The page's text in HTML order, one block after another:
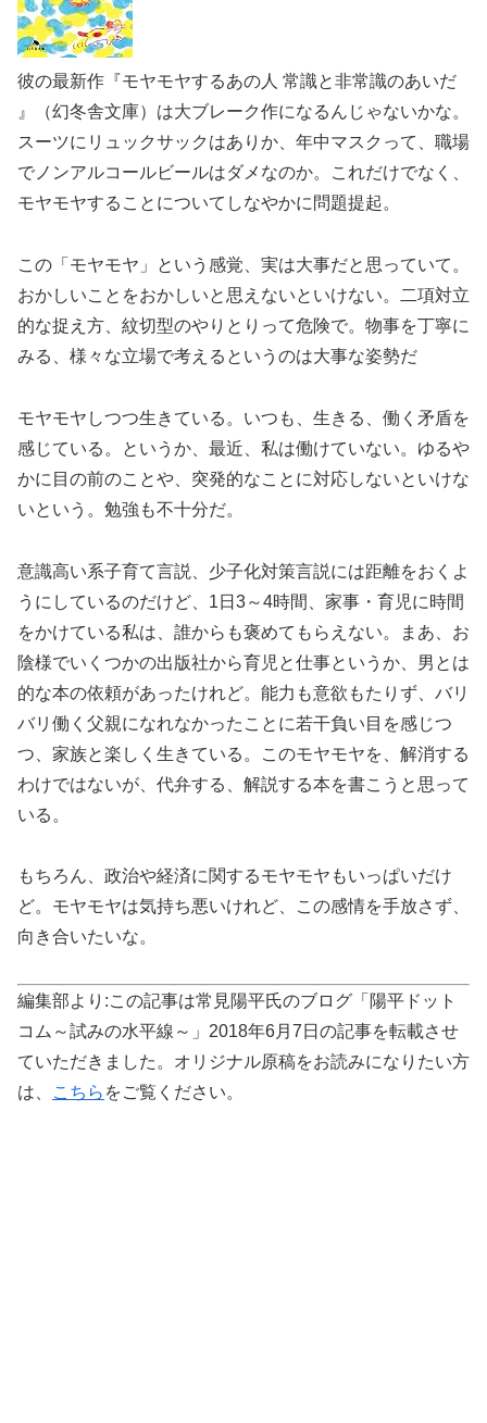
彼の最新作『モヤモヤするあの人 常識と非常識のあいだ
』（幻冬舎文庫）は大ブレーク作になるんじゃないかな。
スーツにリュックサックはありか、年中マスクって、職場
でノンアルコールビールはダメなのか。これだけでなく、
モヤモヤすることについてしなやかに問題提起。
この「モヤモヤ」という感覚、実は大事だと思っていて。
おかしいことをおかしいと思えないといけない。二項対立
的な捉え方、紋切型のやりとりって危険で。物事を丁寧に
みる、様々な立場で考えるというのは大事な姿勢だ
モヤモヤしつつ生きている。いつも、生きる、働く矛盾を
感じている。というか、最近、私は働けていない。ゆるや
かに目の前のことや、突発的なことに対応しないといけな
いという。勉強も不十分だ。
意識高い系子育て言説、少子化対策言説には距離をおくよ
うにしているのだけど、1日3～4時間、家事・育児に時間
をかけている私は、誰からも褒めてもらえない。まあ、お
陰様でいくつかの出版社から育児と仕事というか、男とは
的な本の依頼があったけれど。能力も意欲もたりず、バリ
バリ働く父親になれなかったことに若干負い目を感じつ
つ、家族と楽しく生きている。このモヤモヤを、解消する
わけではないが、代弁する、解説する本を書こうと思って
いる。
もちろん、政治や経済に関するモヤモヤもいっぱいだけ
ど。モヤモヤは気持ち悪いけれど、この感情を手放さず、
向き合いたいな。
編集部より:この記事は常見陽平氏のブログ「陽平ドット
コム～試みの水平線～」2018年6月7日の記事を転載させ
ていただきました。オリジナル原稿をお読みになりたい方
は、
こちら をご覧ください。